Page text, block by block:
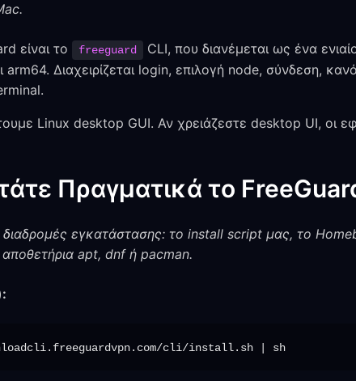
είναι το freeguard
CLI, που διανέμεται ως ένα
arm64. Διαχειρίζεται login, επιλογή node, σύνδεση,
Linux desktop GUI. Αν χρειάζεστε desktop UI, οι
Πραγματικά το
διαδρομές εγκατάστασης: το install script μας, το
apt, dnf ή pacman.